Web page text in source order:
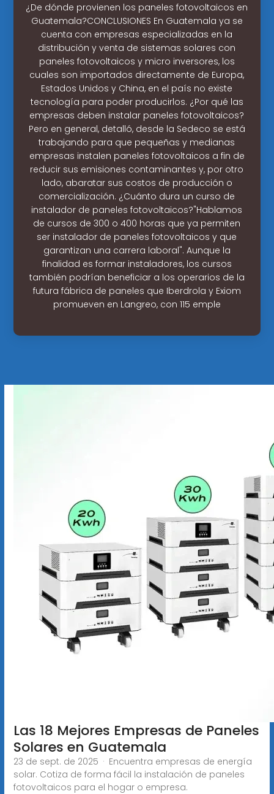
¿De dónde provienen los paneles fotovoltaicos en
Guatemala?CONCLUSIONES En Guatemala ya se
cuenta con empresas especializadas en la
distribución y venta de sistemas solares con
paneles fotovoltaicos y micro inversores, los
cuales son importados directamente de Europa,
Estados Unidos y China, en el país no existe
tecnología para poder producirlos. ¿Por qué las
empresas deben instalar paneles fotovoltaicos?
Pero en general, detalló, desde la Sedeco se está
trabajando para que pequeñas y medianas
empresas instalen paneles fotovoltaicos a fin de
reducir sus emisiones contaminantes y, por otro
lado, abaratar sus costos de producción o
comercialización. ¿Cuánto dura un curso de
instalador de paneles fotovoltaicos?"Hablamos
de cursos de 300 o 400 horas que ya permiten
ser instalador de paneles fotovoltaicos y que
garantizan una carrera laboral". Aunque la
finalidad es formar instaladores, los cursos
también podrían beneficiar a los operarios de la
futura fábrica de paneles que Iberdrola y Exiom
promueven en Langreo, con 115 emple
Las 18 Mejores Empresas de Paneles
Solares en Guatemala
23 de sept. de 2025 · Encuentra empresas de energía
solar. Cotiza de forma fácil la instalación de paneles
fotovoltaicos para el hogar o empresa.